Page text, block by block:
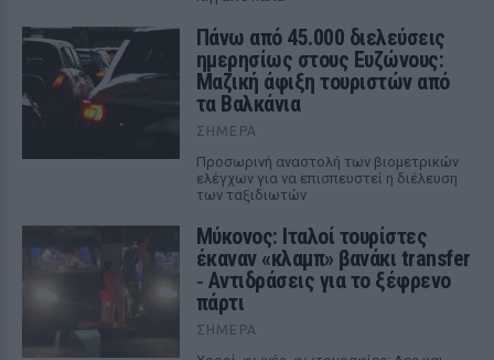
Πάνω από 45.000 διελεύσεις
ημερησίως στους Ευζώνους:
Μαζική άφιξη τουριστών από
τα Βαλκάνια
ΣΉΜΕΡΑ
Προσωρινή αναστολή των βιομετρικών
ελέγχων για να επισπευστεί η διέλευση
των ταξιδιωτών
Μύκονος: Ιταλοί τουρίστες
έκαναν «κλαμπ» βανάκι transfer
‑ Αντιδράσεις για το ξέφρενο
πάρτι
ΣΉΜΕΡΑ